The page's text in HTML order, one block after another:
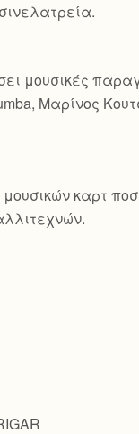
μουσικές
Μαρίνος
καρτ